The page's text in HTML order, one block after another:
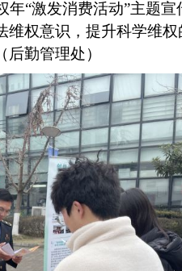
年“激发消费活动”主题
权意识，提升科学维权
勤管理处）